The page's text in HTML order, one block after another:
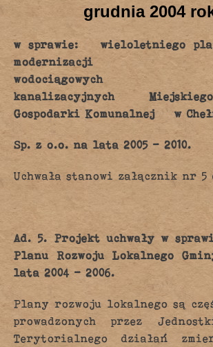
grudnia 2004
w sprawie: wieloletniego
modernizacji
wodociągowych i
kanalizacyjnych
Gospodarki Komunalnej w
Sp. z o.o. na lata 2005 – 2010.
Uchwała stanowi załącznik nr 5
Ad. 5. Projekt uchwały w
Planu Rozwoju Lokalnego
lata 2004 – 2006.
Plany rozwoju lokalnego są
prowadzonych przez
Terytorialnego działań